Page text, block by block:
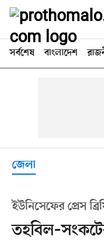
সর্বশেষ বাংলাদেশ
জেলা
ইউনিসেফের প্রেস